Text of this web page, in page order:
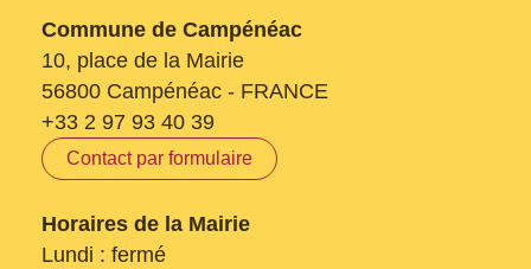
Commune de Campénéac
10, place de la Mairie
56800 Campénéac - FRANCE
+33 2 97 93 40 39
Contact par formulaire
Horaires de la Mairie
Lundi : fermé